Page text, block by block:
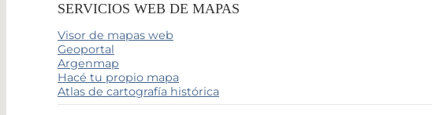
SERVICIOS WEB DE MAPAS
Visor de mapas web
Geoportal
Argenmap
Hacé tu propio mapa
Atlas de cartografía histórica